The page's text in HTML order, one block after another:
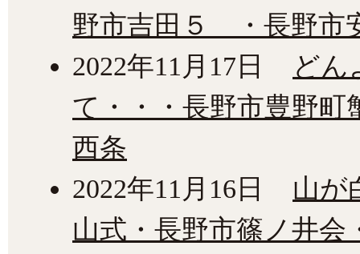
野市吉田５ ・長野市
2022年11月17日
どん
て・・・長野市豊野
西条
2022年11月16日
山が
山式・長野市篠ノ井会